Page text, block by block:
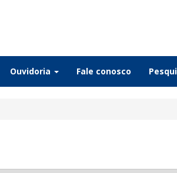
Ouvidoria Fale conosco